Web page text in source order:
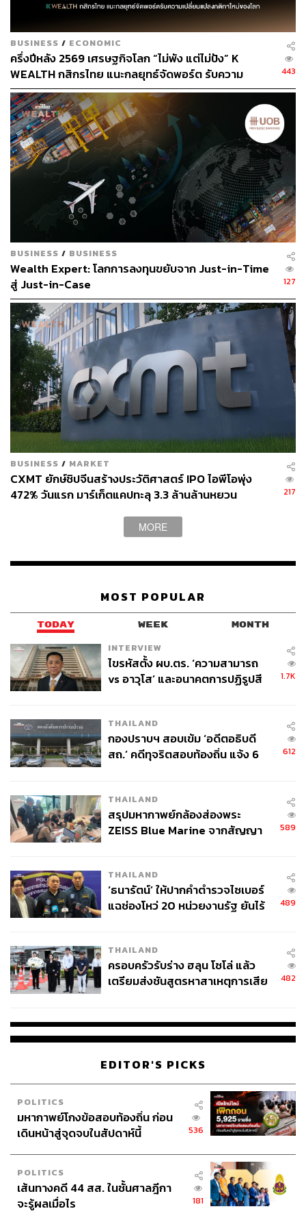
2.8K
ABOUT THE AUTHOR
ถนัดกิจ จันกิเสน
Content Creator ประจำกองบรรณาธิการ
THE STANDARD WEALTH ผู้เสพติดโลก
ธุรกิจ การตลาด เทคโนโลยี และชอบสำรวจ
โลกออฟไลน์และออนไลน์มาถอดรหัสความ
เคลื่อนไหวให้เป็นเรื่องเข้าใจง่าย สนุก และได้
ไอเดียใหม่ๆ
BUSINESS / ECONOMIC
ครึ่งปีหลัง 2569 เศรษฐกิจโลก “ไม่พัง แต่ไม่ปัง” K
WEALTH กสิกรไทย แนะกลยุทธ์จัดพอร์ต รับความ
เปลี่ยนแปลงกติกาใหม่ของโลก
443
BUSINESS / BUSINESS
Wealth Expert: โลกการลงทุนขยับจาก Just-in-Time
สู่ Just-in-Case
127
BUSINESS / MARKET
CXMT ยักษ์ชิปจีนสร้างประวัติศาสตร์ IPO ไอพีโอพุ่ง
472% วันแรก มาร์เก็ตแคปทะลุ 3.3 ล้านล้านหยวน
217
MORE
MOST POPULAR
TODAY WEEK MONTH
INTERVIEW
ไขรหัสตั้ง ผบ.ตร. ‘ความสามารถ
vs อาวุโส’ และอนาคตการปฏิรูปสี
1.7K
THAILAND
กองปราบฯ สอบเข้ม ‘อดีตอธิบดี
สถ.’ คดีทุจริตสอบท้องถิ่น แจ้ง 6
612
THAILAND
สรุปมหากาพย์กล้องส่องพระ
ZEISS Blue Marine จากสัญญา
จ่ายหนี้-แอบระบุแบรนด์
589
THAILAND
‘ธนารัตน์’ ให้ปากคำตำรวจไซเบอร์
แฉช่องโหว่ 20 หน่วยงานรัฐ ยันไร้
489
THAILAND
ครอบครัวรับร่าง ฮลุน โซโล่ แล้ว
เตรียมส่งชันสูตรหาสาเหตุการเสีย
482
EDITOR'S PICKS
POLITICS
มหากาพย์โกงข้อสอบท้องถิ่น ก่อน
เดินหน้าสู่จุดจบในสัปดาห์นี้
536
POLITICS
เส้นทางคดี 44 สส. ในชั้นศาลฎีกา
จะรู้ผลเมื่อไร
181